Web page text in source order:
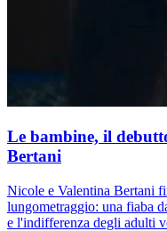
Le bambine, il
Bertani
Nicole e Valentina Bertani
lungometraggio: una fiaba
e l'indifferenza degli adulti